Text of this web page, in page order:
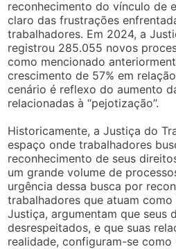
reconhecimento do vínculo de
claro das frustrações
trabalhadores. Em 2024, a
registrou 285.055 novos
como mencionado
crescimento de 57% em
cenário é reflexo do aumento
relacionadas à “pejotização”.
Historicamente, a Justiça do
espaço onde trabalhadores
reconhecimento de seus
um grande volume de
urgência dessa busca por
trabalhadores que atuam como
Justiça, argumentam que seus
desrespeitados, e que suas
realidade, configuram-se